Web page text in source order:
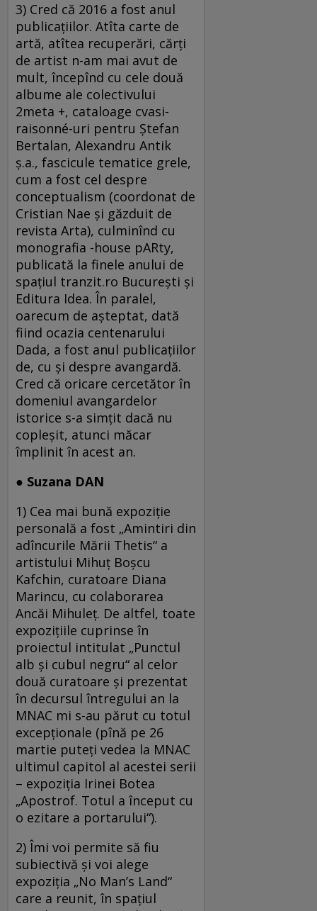
3) Cred că 2016 a fost anul
publicațiilor. Atîta carte de
artă, atîtea recuperări, cărți
de artist n-am mai avut de
mult, începînd cu cele două
albume ale colectivului
2meta +, cataloage cvasi-
raisonné-uri pentru Ștefan
Bertalan, Alexandru Antik
ș.a., fascicule tematice grele,
cum a fost cel despre
conceptualism (coordonat de
Cristian Nae și găzduit de
revista Arta), culminînd cu
monografia -house pARty,
publicată la finele anului de
spațiul tranzit.ro București și
Editura Idea. În paralel,
oarecum de așteptat, dată
fiind ocazia centenarului
Dada, a fost anul publicațiilor
de, cu și despre avangardă.
Cred că oricare cercetător în
domeniul avangardelor
istorice s-a simțit dacă nu
copleșit, atunci măcar
împlinit în acest an.
● Suzana DAN
1) Cea mai bună expoziție
personală a fost „Amintiri din
adîncurile Mării Thetis“ a
artistului Mihuț Boșcu
Kafchin, curatoare Diana
Marincu, cu colaborarea
Ancăi Mihuleț. De altfel, toate
expozițiile cuprinse în
proiectul intitulat „Punctul
alb şi cubul negru“ al celor
două curatoare și prezentat
în decursul întregului an la
MNAC mi s-au părut cu totul
excepționale (pînă pe 26
martie puteți vedea la MNAC
ultimul capitol al acestei serii
– expoziția Irinei Botea
„Apostrof. Totul a început cu
o ezitare a portarului“).
2) Îmi voi permite să fiu
subiectivă și voi alege
expoziția „No Man’s Land“
care a reunit, în spațiul